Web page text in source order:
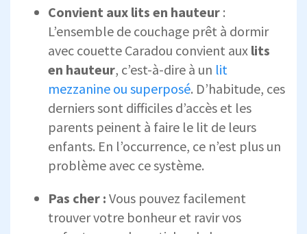
Convient aux lits en hauteur :
L’ensemble de couchage prêt à dormir
avec couette Caradou convient aux lits
en hauteur, c’est-à-dire à un lit
mezzanine ou superposé. D’habitude, ces
derniers sont difficiles d’accès et les
parents peinent à faire le lit de leurs
enfants. En l’occurrence, ce n’est plus un
problème avec ce système.
Pas cher : Vous pouvez facilement
trouver votre bonheur et ravir vos